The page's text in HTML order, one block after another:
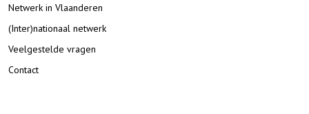
Netwerk in Vlaanderen
(Inter)nationaal netwerk
Veelgestelde vragen
Contact